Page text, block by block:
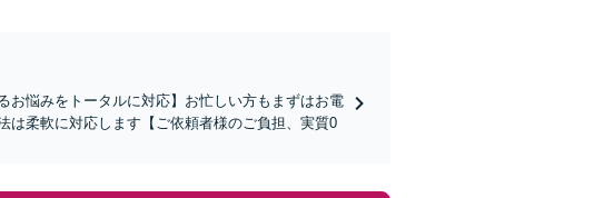
お悩みをトータルに対応】お忙しい方もまずはお電
は柔軟に対応します【ご依頼者様のご負担、実質0